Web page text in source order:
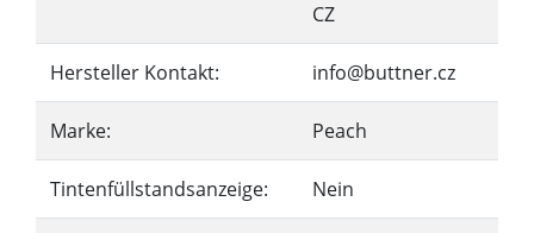
CZ
Hersteller Kontakt: info@buttner.cz
Marke: Peach
Tintenfüllstandsanzeige: Nein